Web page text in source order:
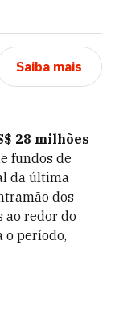
Saiba mais
28 milhões
fundos de
da última
dos
ao redor do
o período,